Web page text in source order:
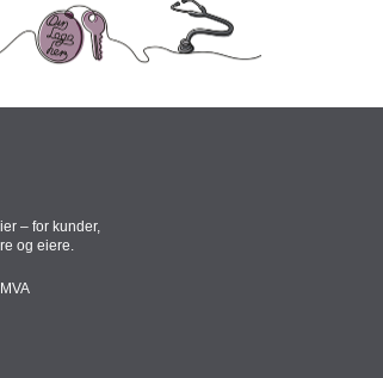
– for kunder,
og eiere.